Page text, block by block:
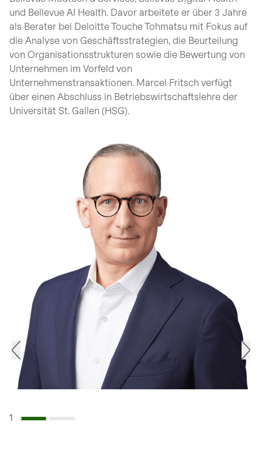
und Bellevue AI Health. Davor arbeitete er über 3 Jahre
als Berater bei Deloitte Touche Tohmatsu mit Fokus auf
die Analyse von Geschäftsstrategien, die Beurteilung
von Organisationsstrukturen sowie die Bewertung von
Unternehmen im Vorfeld von
Unternehmenstransaktionen. Marcel Fritsch verfügt
über einen Abschluss in Betriebswirtschaftslehre der
Universität St. Gallen (HSG).
1